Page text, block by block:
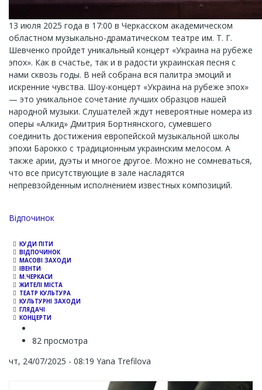
13 июля 2025 года в 17:00 в Черкасском академическом
областном музыкально-драматическом театре им. Т. Г.
Шевченко пройдет уникальный концерт «Украина на рубеже
эпох». Как в счастье, так и в радости украинская песня с
нами сквозь годы. В ней собрана вся палитра эмоций и
искренние чувства. Шоу-концерт «Украина на рубеже эпох»
— это уникальное сочетание лучших образцов нашей
народной музыки. Слушателей ждут невероятные номера из
оперы «Алкид» Дмитрия Бортнянского, сумевшего
соединить достижения европейской музыкальной школы
эпохи Барокко с традиционным украинским мелосом. А
также арии, дуэты и многое другое. Можно не сомневаться,
что все присутствующие в зале насладятся
непревзойденным исполнением известных композиций.
Channel
Відпочинок
КУДИ ПІТИ
ВІДПОЧИНОК
МАСОВІ ЗАХОДИ
ІВЕНТИ
М.ЧЕРКАСИ
ЖИТЕЛІ МІСТА
ТЕАТР КУЛЬТУРА
КУЛЬТУРНІ ЗАХОДИ
ГЛЯДАЧІ
КОНЦЕРТИ
82 просмотра
чт, 24/07/2025 - 08:19 Yana Trefilova